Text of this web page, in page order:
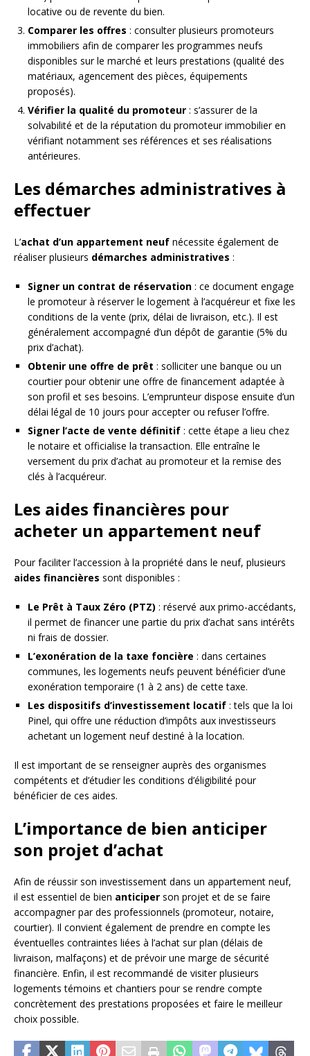
locative ou de revente du bien.
Comparer les offres : consulter plusieurs promoteurs
immobiliers afin de comparer les programmes neufs
disponibles sur le marché et leurs prestations (qualité des
matériaux, agencement des pièces, équipements
proposés).
Vérifier la qualité du promoteur : s’assurer de la
solvabilité et de la réputation du promoteur immobilier en
vérifiant notamment ses références et ses réalisations
antérieures.
Les démarches administratives à
effectuer
L’achat d’un appartement neuf nécessite également de
réaliser plusieurs démarches administratives :
Signer un contrat de réservation : ce document engage
le promoteur à réserver le logement à l’acquéreur et fixe les
conditions de la vente (prix, délai de livraison, etc.). Il est
généralement accompagné d’un dépôt de garantie (5% du
prix d’achat).
Obtenir une offre de prêt : solliciter une banque ou un
courtier pour obtenir une offre de financement adaptée à
son profil et ses besoins. L’emprunteur dispose ensuite d’un
délai légal de 10 jours pour accepter ou refuser l’offre.
Signer l’acte de vente définitif : cette étape a lieu chez
le notaire et officialise la transaction. Elle entraîne le
versement du prix d’achat au promoteur et la remise des
clés à l’acquéreur.
Les aides financières pour
acheter un appartement neuf
Pour faciliter l’accession à la propriété dans le neuf, plusieurs
aides financières sont disponibles :
Le Prêt à Taux Zéro (PTZ) : réservé aux primo-accédants,
il permet de financer une partie du prix d’achat sans intérêts
ni frais de dossier.
L’exonération de la taxe foncière : dans certaines
communes, les logements neufs peuvent bénéficier d’une
exonération temporaire (1 à 2 ans) de cette taxe.
Les dispositifs d’investissement locatif : tels que la loi
Pinel, qui offre une réduction d’impôts aux investisseurs
achetant un logement neuf destiné à la location.
Il est important de se renseigner auprès des organismes
compétents et d’étudier les conditions d’éligibilité pour
bénéficier de ces aides.
L’importance de bien anticiper
son projet d’achat
Afin de réussir son investissement dans un appartement neuf,
il est essentiel de bien anticiper son projet et de se faire
accompagner par des professionnels (promoteur, notaire,
courtier). Il convient également de prendre en compte les
éventuelles contraintes liées à l’achat sur plan (délais de
livraison, malfaçons) et de prévoir une marge de sécurité
financière. Enfin, il est recommandé de visiter plusieurs
logements témoins et chantiers pour se rendre compte
concrètement des prestations proposées et faire le meilleur
choix possible.